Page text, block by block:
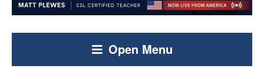
Open Menu